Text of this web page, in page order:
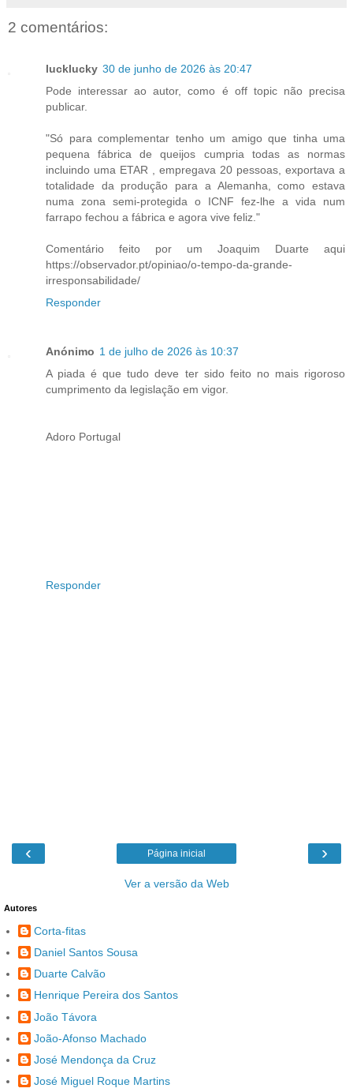
2 comentários:
lucklucky 30 de junho de 2026 às 20:47
Pode interessar ao autor, como é off topic não precisa
publicar.
"Só para complementar tenho um amigo que tinha uma
pequena fábrica de queijos cumpria todas as normas
incluindo uma ETAR , empregava 20 pessoas, exportava a
totalidade da produção para a Alemanha, como estava
numa zona semi-protegida o ICNF fez-lhe a vida num
farrapo fechou a fábrica e agora vive feliz."
Comentário feito por um Joaquim Duarte aqui
https://observador.pt/opiniao/o-tempo-da-grande-
irresponsabilidade/
Responder
Anónimo 1 de julho de 2026 às 10:37
A piada é que tudo deve ter sido feito no mais rigoroso
cumprimento da legislação em vigor.
Adoro Portugal
Responder
‹ ›
Página inicial
Ver a versão da Web
Autores
Corta-fitas
Daniel Santos Sousa
Duarte Calvão
Henrique Pereira dos Santos
João Távora
João-Afonso Machado
José Mendonça da Cruz
José Miguel Roque Martins